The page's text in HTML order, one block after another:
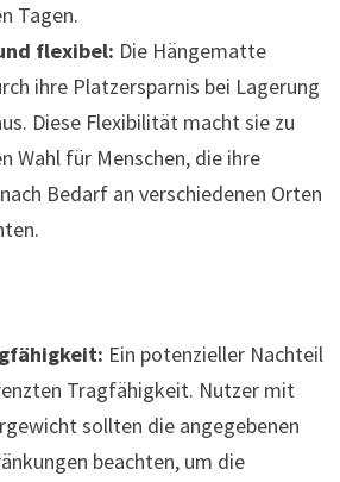
Tagen.
flexibel: Die Hängematte
ihre Platzersparnis bei Lagerung
Diese Flexibilität macht sie zu
Wahl für Menschen, die ihre
Bedarf an verschiedenen Orten
Ein potenzieller Nachteil
Tragfähigkeit. Nutzer mit
sollten die angegebenen
beachten, um die